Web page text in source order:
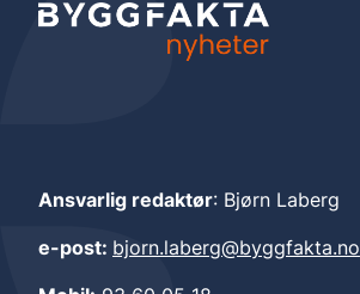
Ansvarlig redaktør: Bjørn Laberg
e-post: bjorn.laberg@byggfakta.no